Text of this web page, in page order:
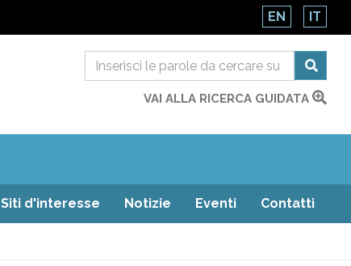
EN IT
VAI ALLA RICERCA GUIDATA
Siti d'interesse Notizie Eventi Contatti